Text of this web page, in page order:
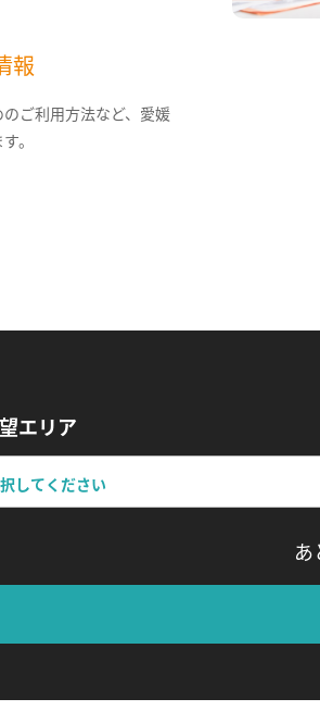
報
ご利用方法など、愛媛
。
エリア
あ